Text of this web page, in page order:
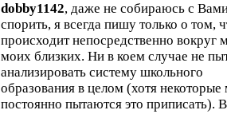
dobby1142, даже не собираюсь с
спорить, я всегда пишу только о том,
происходит непосредственно вокруг
моих близких. Ни в коем случае не
анализировать систему школьного
образования в целом (хотя некоторые
постоянно пытаются это приписать).